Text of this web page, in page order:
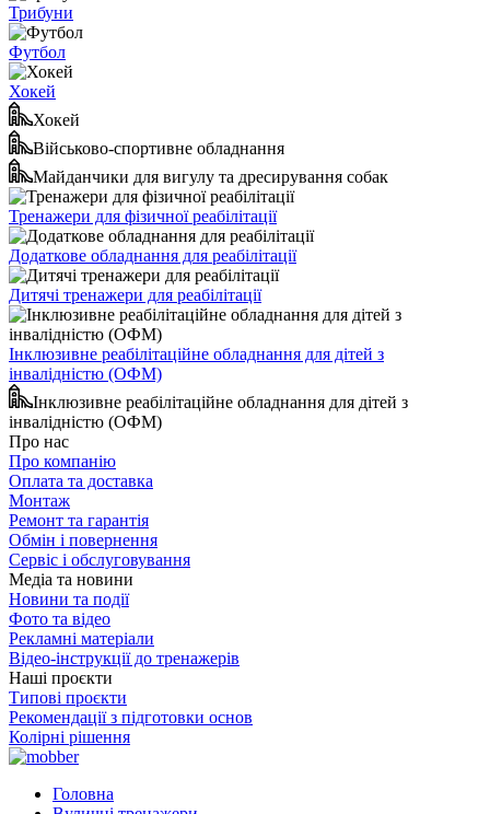
Трибуни
Футбол
Хокей
Хокей
Військово-спортивне обладнання
Майданчики для вигулу та дресирування собак
Тренажери для фізичної реабілітації
Додаткове обладнання для реабілітації
Дитячі тренажери для реабілітації
Інклюзивне реабілітаційне обладнання для дітей з
інвалідністю (ОФМ)
Інклюзивне реабілітаційне обладнання для дітей з
інвалідністю (ОФМ)
Про нас
Про компанію
Оплата та доставка
Монтаж
Ремонт та гарантія
Обмін і повернення
Сервіс і обслуговування
Медіа та новини
Новини та події
Фото та відео
Рекламні матеріали
Відео-інструкції до тренажерів
Наші проєкти
Типові проєкти
Рекомендації з підготовки основ
Колірні рішення
Головна